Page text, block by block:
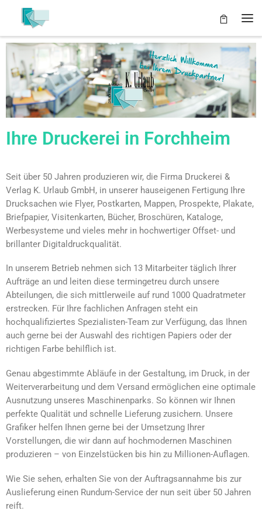
Zum Inhalt springen
Ihre Druckerei in Forchheim
Seit über 50 Jahren produzieren wir, die Firma Druckerei &
Verlag K. Urlaub GmbH, in unserer hauseigenen Fertigung Ihre
Drucksachen wie Flyer, Postkarten, Mappen, Prospekte, Plakate,
Briefpapier, Visitenkarten, Bücher, Broschüren, Kataloge,
Werbesysteme und vieles mehr in hochwertiger Offset- und
brillanter Digitaldruckqualität.
In unserem Betrieb nehmen sich 13 Mitarbeiter täglich Ihrer
Aufträge an und leiten diese termingetreu durch unsere
Abteilungen, die sich mittlerweile auf rund 1000 Quadratmeter
erstrecken. Für Ihre fachlichen Anfragen steht ein
hochqualifiziertes Spezialisten-Team zur Verfügung, das Ihnen
auch gerne bei der Auswahl des richtigen Papiers oder der
richtigen Farbe behilflich ist.
Genau abgestimmte Abläufe in der Gestaltung, im Druck, in der
Weiterverarbeitung und dem Versand ermöglichen eine optimale
Ausnutzung unseres Maschinenparks. So können wir Ihnen
perfekte Qualität und schnelle Lieferung zusichern. Unsere
Grafiker helfen Ihnen gerne bei der Umsetzung Ihrer
Vorstellungen, die wir dann auf hochmodernen Maschinen
produzieren – von Einzelstücken bis hin zu Millionen-Auflagen.
Wie Sie sehen, erhalten Sie von der Auftragsannahme bis zur
Auslieferung einen Rundum-Service der nun seit über 50 Jahren
reift.